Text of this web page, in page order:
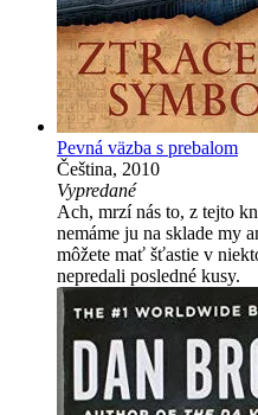
Pevná väzba s prebalom
Čeština, 2010
Vypredané
Ach, mrzí nás to, z tejto
nemáme ju na sklade my
môžete mať šťastie v
nepredali posledné kusy.